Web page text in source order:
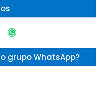
grupo WhatsApp?